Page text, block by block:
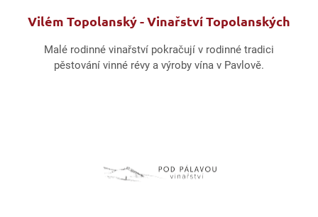
Vilém Topolanský - Vinařství Topolanských
Malé rodinné vinařství pokračují v rodinné tradici
pěstování vinné révy a výroby vína v Pavlově.